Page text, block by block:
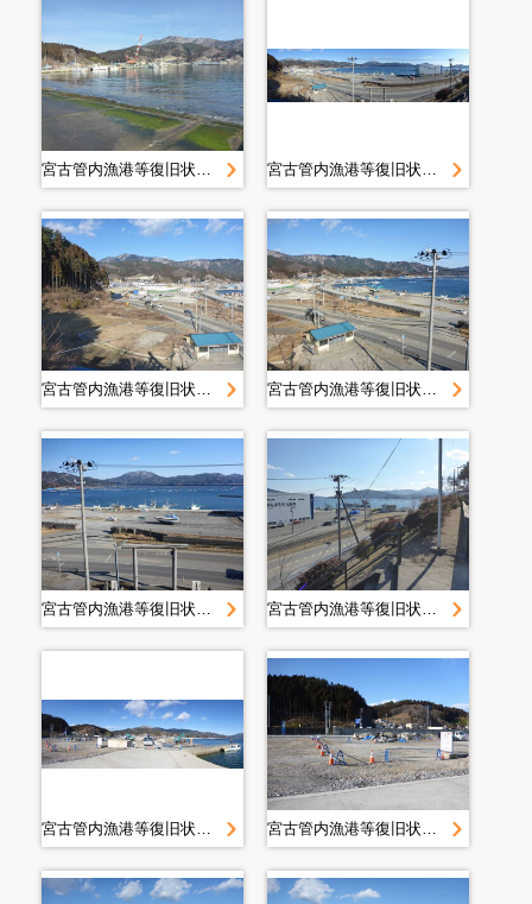
宮古管内漁港等復旧状況定点写真＿Ｈ２８．２月＿大沢漁港 宮古管内漁港等復旧状況定点写真＿Ｈ２８．２月＿大沢漁港
宮古管内漁港等復旧状況定点写真＿Ｈ２８．２月＿大沢漁港 宮古管内漁港等復旧状況定点写真＿Ｈ２８．２月＿大沢漁港
宮古管内漁港等復旧状況定点写真＿Ｈ２８．２月＿大沢漁港 宮古管内漁港等復旧状況定点写真＿Ｈ２８．２月＿大沢漁港
宮古管内漁港等復旧状況定点写真＿Ｈ２８．２月＿大沢漁港 宮古管内漁港等復旧状況定点写真＿Ｈ２８．２月＿大沢漁港